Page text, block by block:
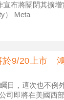
布將關閉其擴增
） Meta
於9/20上市
目，這次也不例
司即將在美國西